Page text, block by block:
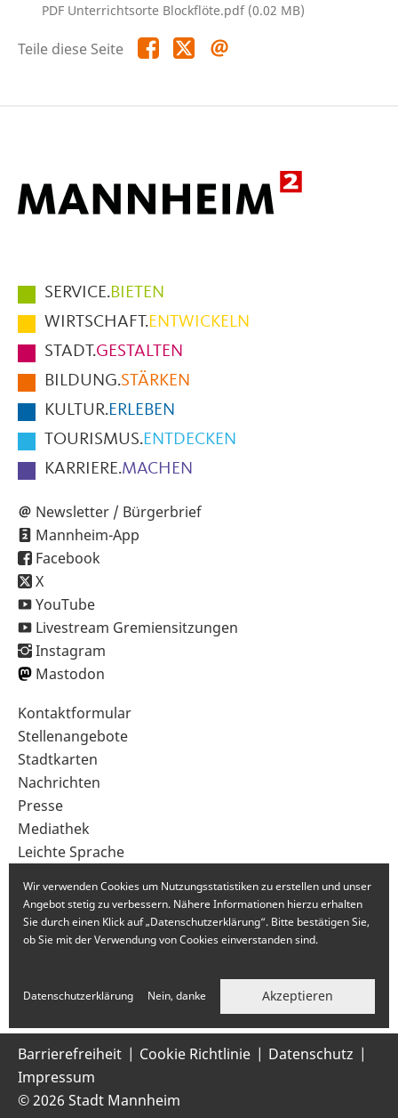
PDF Unterrichtsorte Blockflöte.pdf (0.02 MB)
Teile diese Seite Teile
diese
Teile
diese
Hauptmenüpunkte
im
Fußbereich
der
Seite
SERVICE.BIETEN
WIRTSCHAFT.ENTWICKELN
STADT.GESTALTEN
BILDUNG.STÄRKEN
KULTUR.ERLEBEN
TOURISMUS.ENTDECKEN
KARRIERE.MACHEN
Newsletter / Bürgerbrief
Mannheim-App
Facebook
X
YouTube
Livestream Gremiensitzungen
Instagram
Mastodon
Sekundärnavigation
im
Fußbereich
Kontaktformular
Stellenangebote
Stadtkarten
Nachrichten
Presse
Mediathek
Leichte Sprache
Barrierefreiheit Cookie Richtlinie
Datenschutz
Impressum
© 2026 Stadt Mannheim
Wir verwenden Cookies um Nutzungsstatistiken zu erstellen und unser
Angebot stetig zu verbessern. Nähere Informationen hierzu erhalten
Sie durch einen Klick auf „Datenschutzerklärung“. Bitte bestätigen Sie,
ob Sie mit der Verwendung von Cookies einverstanden sind.
Datenschutzerklärung Nein, danke Akzeptieren